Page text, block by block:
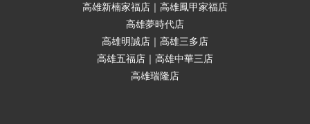
高雄新楠家福店｜高雄鳳甲家福店
高雄夢時代店
高雄明誠店｜高雄三多店
高雄五福店｜高雄中華三店
高雄瑞隆店